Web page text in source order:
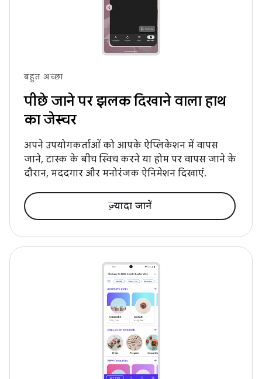
बहुत अच्छा
पीछे जाने पर झलक दिखाने वाला हाथ
का जेस्चर
अपने उपयोगकर्ताओं को आपके ऐप्लिकेशन में वापस
जाने, टास्क के बीच स्विच करने या होम पर वापस जाने के
दौरान, मददगार और मनोरंजक ऐनिमेशन दिखाएं.
ज़्यादा जानें